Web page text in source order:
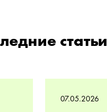
статьи
07.05.2026